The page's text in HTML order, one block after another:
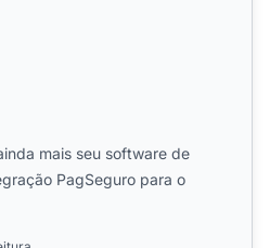
mais seu software de
PagSeguro para o